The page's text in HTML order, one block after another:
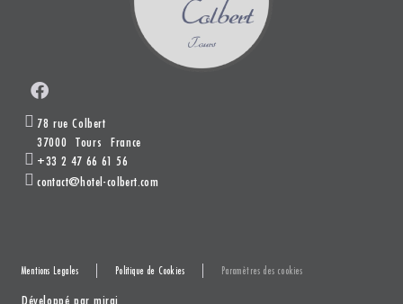
78 rue Colbert
37000 Tours France
+33 2 47 66 61 56
contact@hotel-colbert.com
Mentions Legales Politique de Cookies Paramètres des cookies
Développé parmirai